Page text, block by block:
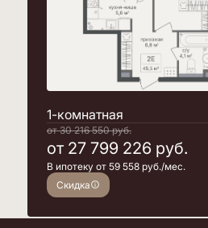
1-комнатная
от30 216 550руб.
от 27 799 226 руб.
В ипотеку от 59 558 руб./мес.
Скидка